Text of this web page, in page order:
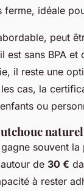
ferme, idéale
peut
est sans BPA
il reste une
cas, la
ou
souvent
de 30 €
à rester